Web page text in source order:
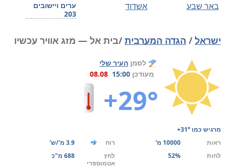
ערים ויישובים
203
אשדוד באר שבע
ישראל/ הגדה המערבית/בית אל — מזג אוויר עכשיו
לסמן העיר שלי
מעודכן 15:00
08.08
+29°
מרגיש כמו +31°
ראות
10000 מ' רוח
3.9 מ'/ש'
לחות
52%
לחץ
אטמוספרי
688 מ"כ